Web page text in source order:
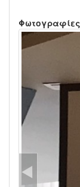
Φωτογραφίες